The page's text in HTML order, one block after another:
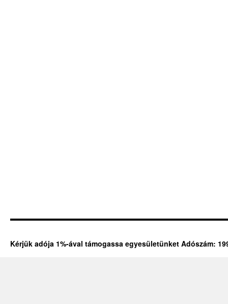
Kérjük adója 1%-ával támogassa egyesületünket Adószám: